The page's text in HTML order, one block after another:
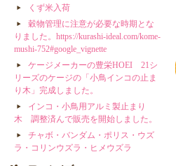
くず米入荷
穀物管理に注意が必要な時期とな
りました。https://kurashi-ideal.com/kome-
mushi-752#google_vignette
ケージメーカーの豊栄HOEI 21シ
リーズのケージの「小鳥インコの止ま
り木」完成しました。
インコ・小鳥用アルミ製止まり
木 調整済んで販売を開始しました。
チャボ・バンダム・ポリス・ウズ
ラ・コリンウズラ・ヒメウズラ